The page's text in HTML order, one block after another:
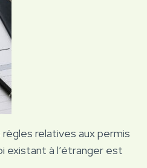
relatives aux permis
existant à l’étranger est